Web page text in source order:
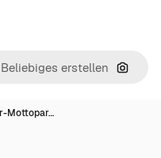
Nach
Mottopar…